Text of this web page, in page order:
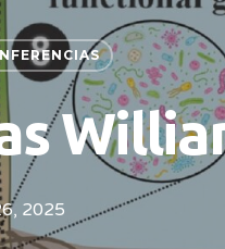
2025